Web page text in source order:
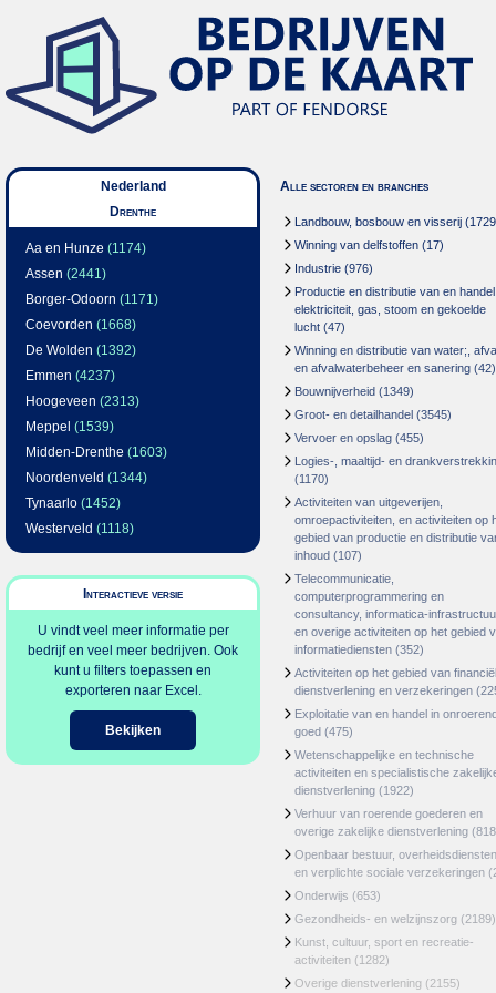
Nederland
Drenthe
Aa en Hunze (1174)
Assen (2441)
Borger-Odoorn (1171)
Coevorden (1668)
De Wolden (1392)
Emmen (4237)
Hoogeveen (2313)
Meppel (1539)
Midden-Drenthe (1603)
Noordenveld (1344)
Tynaarlo (1452)
Westerveld (1118)
Interactieve versie
U vindt veel meer informatie per
bedrijf en veel meer bedrijven. Ook
kunt u filters toepassen en
exporteren naar Excel.
Bekijken
Alle sectoren en branches
Landbouw, bosbouw en visserij
Winning van delfstoffen (17)
Industrie (976)
Productie en distributie van en
elektriciteit, gas, stoom en gekoelde
lucht (47)
Winning en distributie van water;,
en afvalwaterbeheer en sanering (42)
Bouwnijverheid (1349)
Groot- en detailhandel (3545)
Vervoer en opslag (455)
Logies-, maaltijd- en
(1170)
Activiteiten van uitgeverijen,
omroepactiviteiten, en activiteiten op
gebied van productie en distributie
inhoud (107)
Telecommunicatie,
computerprogrammering en
consultancy, informatica-
en overige activiteiten op het gebied
informatiediensten (352)
Activiteiten op het gebied van
dienstverlening en verzekeringen
Exploitatie van en handel in
goed (475)
Wetenschappelijke en technische
activiteiten en specialistische
dienstverlening (1922)
Verhuur van roerende goederen en
overige zakelijke dienstverlening
Openbaar bestuur, overheidsdiensten
en verplichte sociale verzekeringen
Onderwijs (653)
Gezondheids- en welzijnszorg (2189)
Kunst, cultuur, sport en recreatie-
activiteiten (1282)
Overige dienstverlening (2155)